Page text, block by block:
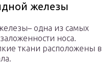
железы
одна из самых
носа.
ткани расположены в